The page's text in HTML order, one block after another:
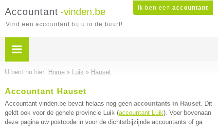
Ik ben een accountant
Accountant -vinden.be
Vind een accountant bij u in de buurt!
U bent nu hier: Home » Luik » Hauset
Accountant Hauset
Accountant-vinden.be bevat helaas nog geen accountants in Hauset. Dit
geldt ook voor de gehele provincie Luik (accountant Luik). Voer bovenaan
deze pagina uw postcode in voor de dichtstbijzijnde accountants of ga